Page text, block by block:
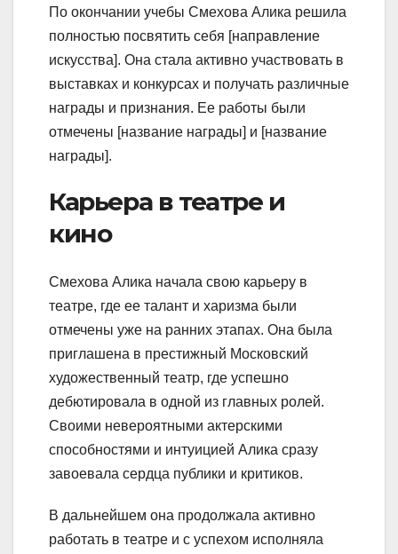
По окончании учебы Смехова Алика решила
полностью посвятить себя [направление
искусства]. Она стала активно участвовать в
выставках и конкурсах и получать различные
награды и признания. Ее работы были
отмечены [название награды] и [название
награды].
Карьера в театре и
кино
Смехова Алика начала свою карьеру в
театре, где ее талант и харизма были
отмечены уже на ранних этапах. Она была
приглашена в престижный Московский
художественный театр, где успешно
дебютировала в одной из главных ролей.
Своими невероятными актерскими
способностями и интуицией Алика сразу
завоевала сердца публики и критиков.
В дальнейшем она продолжала активно
работать в театре и с успехом исполняла